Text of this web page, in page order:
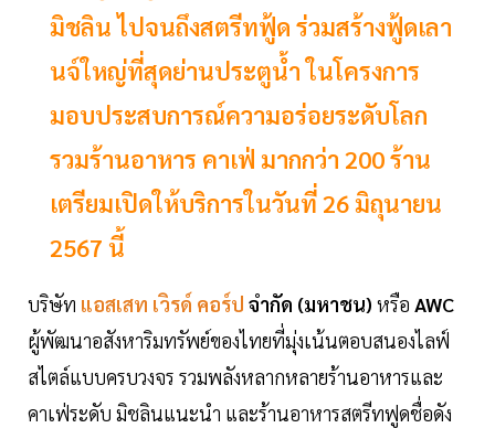
มิชลิน ไปจนถึงสตรีทฟู้ด ร่วมสร้างฟู้ดเลา
นจ์ใหญ่ที่สุดย่านประตูน้ำ ในโครงการ
มอบประสบการณ์ความอร่อยระดับโลก
รวมร้านอาหาร คาเฟ่ มากกว่า 200 ร้าน
เตรียมเปิดให้บริการในวันที่ 26 มิถุนายน
2567 นี้
บริษัท แอสเสท เวิรด์ คอร์ป จํากัด (มหาชน) หรือ AWC
ผู้พัฒนาอสังหาริมทรัพย์ของไทยที่มุ่งเน้นตอบสนองไลฟ์
สไตล์แบบครบวงจร รวมพลังหลากหลายร้านอาหารและ
คาเฟ่ระดับ มิชลินแนะนำ และร้านอาหารสตรีทฟูดชื่อดัง